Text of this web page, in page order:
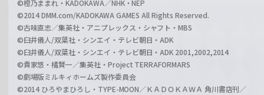
©橙乃ままれ・KADOKAWA／NHK・NEP
©2014 DMM.com/KADOKAWA GAMES All Rights Reserved.
©古味直志／集英社・アニプレックス・シャフト・MBS
©臼井儀人/双葉社・シンエイ・テレビ朝日・ADK
©臼井儀人/双葉社・シンエイ・テレビ朝日・ADK 2001,2002,2014
©貴家悠・橘賢一／集英社・Project TERRAFORMARS
©劇場版ミルキィホームズ製作委員会
©2014 ひろやまひろし・TYPE-MOON／ＫＡＤＯＫＡＷＡ 角川書店刊／